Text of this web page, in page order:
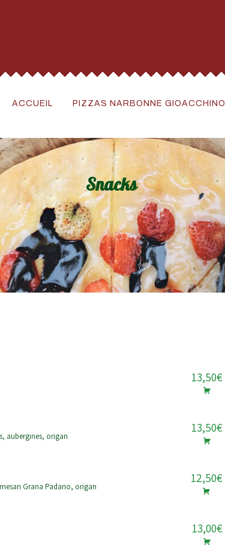
ACCUEIL PIZZAS NARBONNE GIOACCHINO
Snacks
13,50€
13,50€
aubergines, origan
12,50€
Grana Padano, origan
13,00€